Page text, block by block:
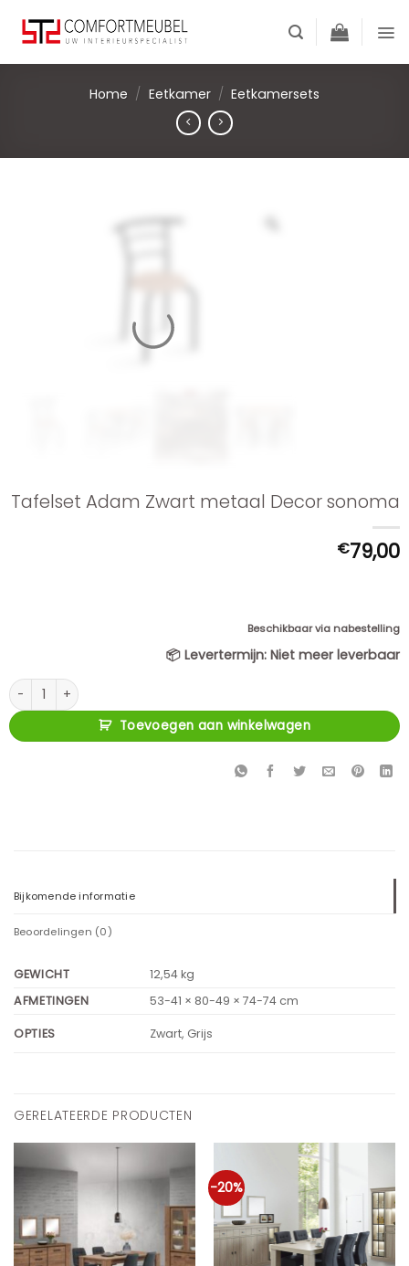
content
Home / Eetkamer / Eetkamersets
Tafelset Adam Zwart metaal Decor sonoma
€79,00
Beschikbaar via nabestelling
📦 Levertermijn: Niet meer leverbaar
Tafelset Adam Zwart metaal Decor sonoma aantal
Toevoegen aan winkelwagen
Bijkomende informatie
Beoordelingen (0)
GEWICHT
12,54 kg
AFMETINGEN
53-41 × 80-49 × 74-74 cm
OPTIES Zwart, Grijs
GERELATEERDE PRODUCTEN
-20%